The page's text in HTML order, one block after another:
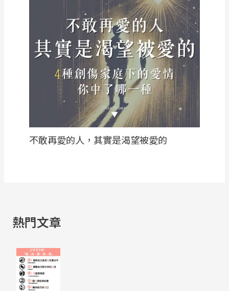
不敢再愛的人，其實是渴望被愛的
熱門文章